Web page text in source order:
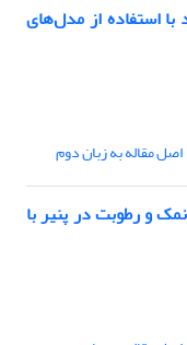
استفاده از مدل‌های
اصل مقاله به زبان دوم
و رطوبت در پنیر با